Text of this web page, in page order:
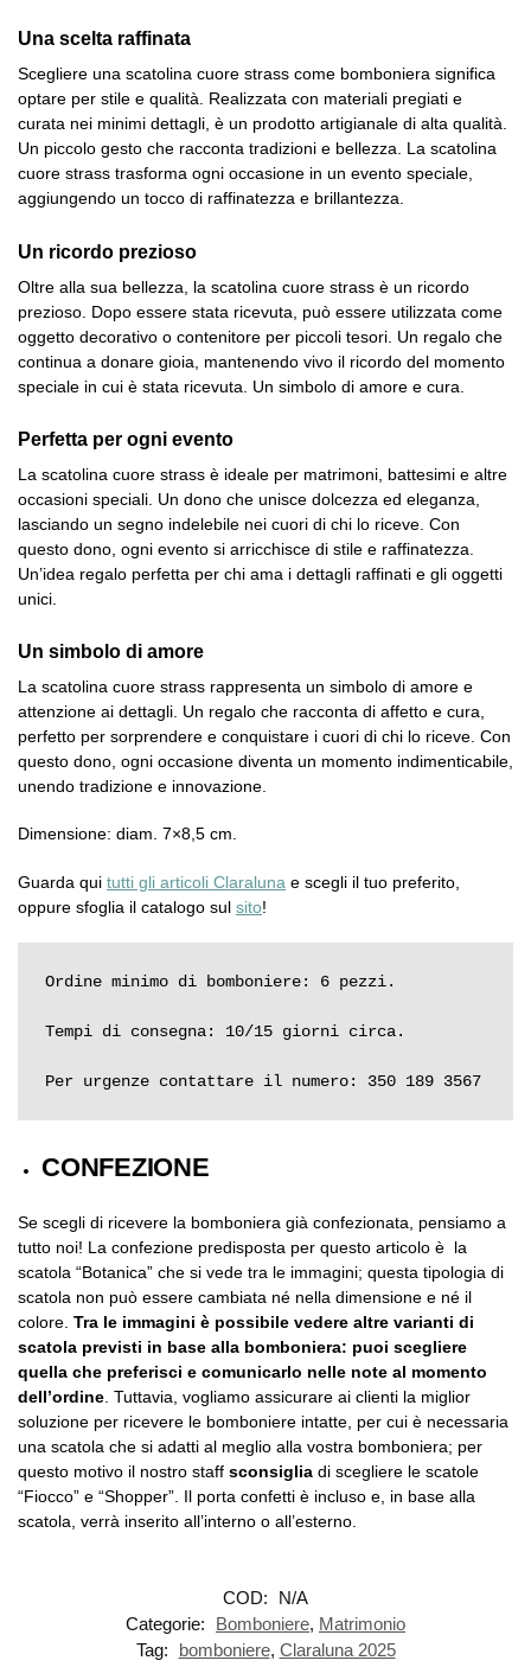
Una scelta raffinata
Scegliere una scatolina cuore strass come bomboniera significa
optare per stile e qualità. Realizzata con materiali pregiati e
curata nei minimi dettagli, è un prodotto artigianale di alta qualità.
Un piccolo gesto che racconta tradizioni e bellezza. La scatolina
cuore strass trasforma ogni occasione in un evento speciale,
aggiungendo un tocco di raffinatezza e brillantezza.
Un ricordo prezioso
Oltre alla sua bellezza, la scatolina cuore strass è un ricordo
prezioso. Dopo essere stata ricevuta, può essere utilizzata come
oggetto decorativo o contenitore per piccoli tesori. Un regalo che
continua a donare gioia, mantenendo vivo il ricordo del momento
speciale in cui è stata ricevuta. Un simbolo di amore e cura.
Perfetta per ogni evento
La scatolina cuore strass è ideale per matrimoni, battesimi e altre
occasioni speciali. Un dono che unisce dolcezza ed eleganza,
lasciando un segno indelebile nei cuori di chi lo riceve. Con
questo dono, ogni evento si arricchisce di stile e raffinatezza.
Un’idea regalo perfetta per chi ama i dettagli raffinati e gli oggetti
unici.
Un simbolo di amore
La scatolina cuore strass rappresenta un simbolo di amore e
attenzione ai dettagli. Un regalo che racconta di affetto e cura,
perfetto per sorprendere e conquistare i cuori di chi lo riceve. Con
questo dono, ogni occasione diventa un momento indimenticabile,
unendo tradizione e innovazione.
Dimensione: diam. 7×8,5 cm.
Guarda qui tutti gli articoli Claraluna e scegli il tuo preferito,
oppure sfoglia il catalogo sul sito!
Ordine minimo di bomboniere: 6 pezzi.
Tempi di consegna: 10/15 giorni circa.
Per urgenze contattare il numero: 350 189 3567
CONFEZIONE
Se scegli di ricevere la bomboniera già confezionata, pensiamo a
tutto noi! La confezione predisposta per questo articolo è la
scatola “Botanica” che si vede tra le immagini; questa tipologia di
scatola non può essere cambiata né nella dimensione e né il
colore. Tra le immagini è possibile vedere altre varianti di
scatola previsti in base alla bomboniera: puoi scegliere
quella che preferisci e comunicarlo nelle note al momento
dell’ordine . Tuttavia, vogliamo assicurare ai clienti la miglior
soluzione per ricevere le bomboniere intatte, per cui è necessaria
una scatola che si adatti al meglio alla vostra bomboniera; per
questo motivo il nostro staff sconsiglia di scegliere le scatole
“Fiocco” e “Shopper”. Il porta confetti è incluso e, in base alla
scatola, verrà inserito all’interno o all’esterno.
COD:
N/A
Categorie:
Bomboniere, Matrimonio
Tag:
bomboniere, Claraluna 2025